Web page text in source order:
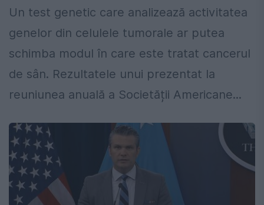
Un test genetic care analizează activitatea
genelor din celulele tumorale ar putea
schimba modul în care este tratat cancerul
de sân. Rezultatele unui prezentat la
reuniunea anuală a Societății Americane...